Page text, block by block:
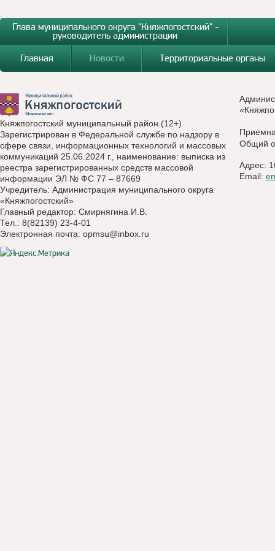
Глава муниципального округа "Княжпогостский" -
руководитель администрации
Главная
Новости Территориальные органы
Княжпогостский муниципальный район (12+)
Зарегистрирован в Федеральной службе по надзору в
сфере связи, информационных технологий и массовых
коммуникаций 25.06.2024 г., наименование: выписка из
реестра зарегистрированных средств массовой
информации ЭЛ № ФС 77 – 87669
Учредитель: Администрация муниципального округа
«Княжпогостский»
Главный редактор: Смирнягина И.В.
Тел.: 8(82139) 23-4-01
Электронная почта: opmsu@inbox.ru
Общий
Адрес:
Email: